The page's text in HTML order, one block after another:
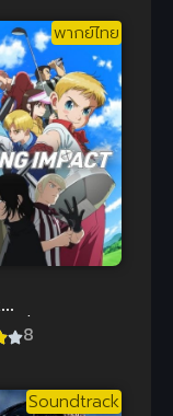
ากย์ พากย์ไทย
รซิ่ง
8
Soundtrack